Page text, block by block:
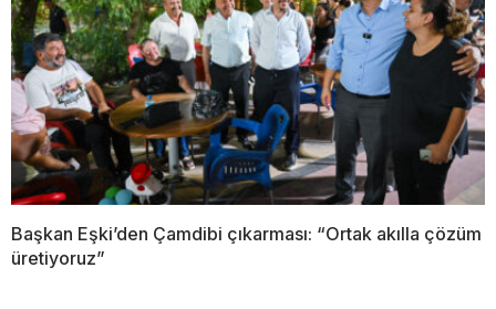
Başkan Eşki’den Çamdibi çıkarması: “Ortak akılla çözüm
üretiyoruz”